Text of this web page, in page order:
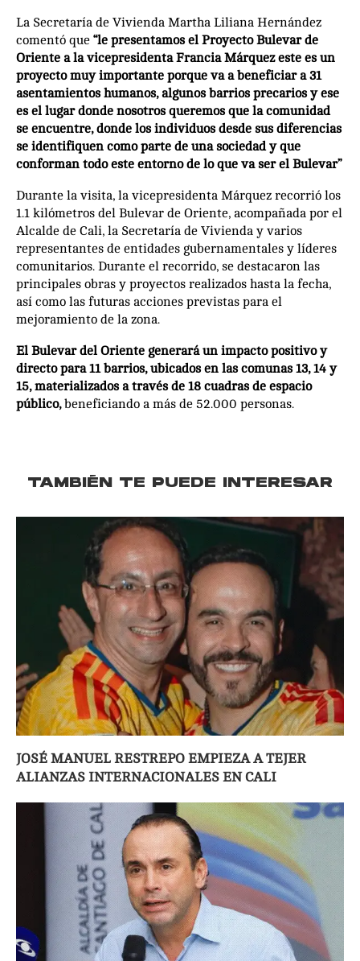
La Secretaría de Vivienda Martha Liliana Hernández
comentó que “le presentamos el Proyecto Bulevar de
Oriente a la vicepresidenta Francia Márquez este es un
proyecto muy importante porque va a beneficiar a 31
asentamientos humanos, algunos barrios precarios y ese
es el lugar donde nosotros queremos que la comunidad
se encuentre, donde los individuos desde sus diferencias
se identifiquen como parte de una sociedad y que
conforman todo este entorno de lo que va ser el Bulevar”
Durante la visita, la vicepresidenta Márquez recorrió los
1.1 kilómetros del Bulevar de Oriente, acompañada por el
Alcalde de Cali, la Secretaría de Vivienda y varios
representantes de entidades gubernamentales y líderes
comunitarios. Durante el recorrido, se destacaron las
principales obras y proyectos realizados hasta la fecha,
así como las futuras acciones previstas para el
mejoramiento de la zona.
El Bulevar del Oriente generará un impacto positivo y
directo para 11 barrios, ubicados en las comunas 13, 14 y
15, materializados a través de 18 cuadras de espacio
público,beneficiando a más de 52.000 personas.
TAMBIÉN TE PUEDE INTERESAR
JOSÉ MANUEL RESTREPO EMPIEZA A TEJER
ALIANZAS INTERNACIONALES EN CALI